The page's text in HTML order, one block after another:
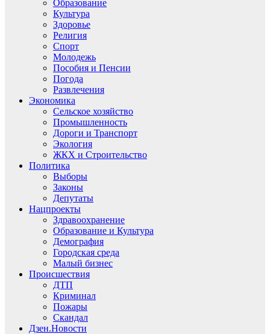
Образование
Культура
Здоровье
Религия
Спорт
Молодежь
Пособия и Пенсии
Погода
Развлечения
Экономика
Сельское хозяйство
Промышленность
Дороги и Транспорт
Экология
ЖКХ и Строительство
Политика
Выборы
Законы
Депутаты
Нацпроекты
Здравоохранение
Образование и Культура
Демография
Городская среда
Малый бизнес
Происшествия
ДТП
Криминал
Пожары
Скандал
Дзен.Новости